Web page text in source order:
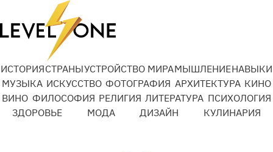
ИСТОРИЯСТРАНЫУСТРОЙСТВО МИРАМЫШЛЕНИЕНАВЫКИ
МУЗЫКА ИСКУССТВО ФОТОГРАФИЯ АРХИТЕКТУРА КИНО
ВИНО ФИЛОСОФИЯ РЕЛИГИЯ ЛИТЕРАТУРА ПСИХОЛОГИЯ
ЗДОРОВЬЕ
МОДА ДИЗАЙН КУЛИНАРИЯ